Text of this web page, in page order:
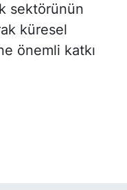
sektörünün
küresel
önemli katkı